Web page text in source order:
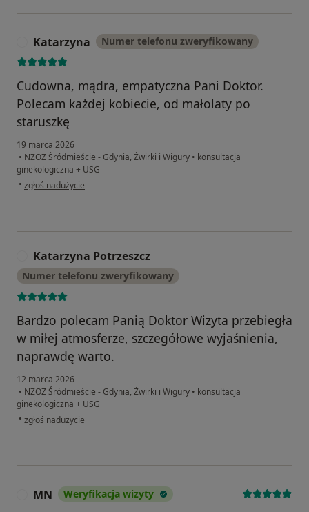
Katarzyna Numer telefonu zweryfikowany
Cudowna, mądra, empatyczna Pani Doktor.
Polecam każdej kobiecie, od małolaty po
staruszkę
19 marca 2026
• NZOZ Śródmieście - Gdynia, Żwirki i Wigury • konsultacja
ginekologiczna + USG
• w opinii użytkownika Katarzyna
zgłoś nadużycie
Katarzyna Potrzeszcz
Numer telefonu zweryfikowany
Bardzo polecam Panią Doktor Wizyta przebiegła
w miłej atmosferze, szczegółowe wyjaśnienia,
naprawdę warto.
12 marca 2026
• NZOZ Śródmieście - Gdynia, Żwirki i Wigury • konsultacja
ginekologiczna + USG
• w opinii użytkownika Katarzyna Potrzeszcz
zgłoś nadużycie
MN Weryfikacja wizyty